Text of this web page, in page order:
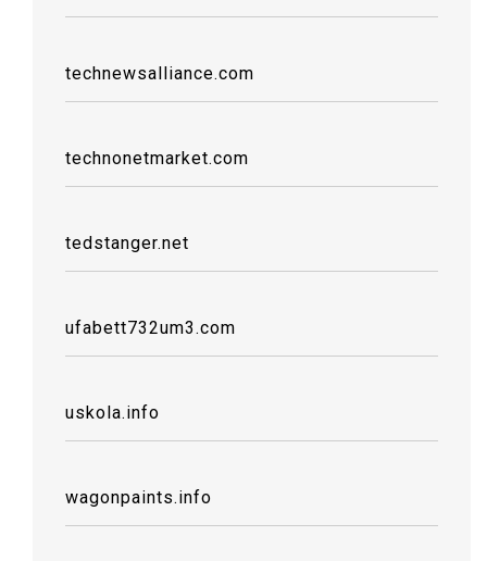
technewsalliance.com
technonetmarket.com
tedstanger.net
ufabett732um3.com
uskola.info
wagonpaints.info